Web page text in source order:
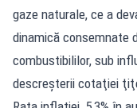
gaze naturale, ce a
dinamică consemnate
combustibililor, sub
descreşterii cotaţiei